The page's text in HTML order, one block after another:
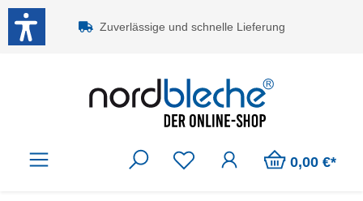
Zum Hauptinhalt springen
Zuverlässige und schnelle Lieferung
0,00 €*